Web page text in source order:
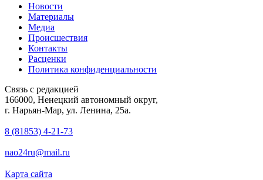
Новости
Материалы
Медиа
Происшествия
Контакты
Расценки
Политика конфиденциальности
Связь с редакцией
166000, Ненецкий автономный округ,
г. Нарьян-Мар, ул. Ленина, 25а.
8 (81853) 4-21-73
nao24ru@mail.ru
Карта сайта